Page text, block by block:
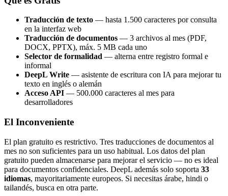
Traducción de texto — hasta 1.500 caracteres por consulta
en la interfaz web
Traducción de documentos — 3 archivos al mes (PDF,
DOCX, PPTX), máx. 5 MB cada uno
Selector de formalidad — alterna entre registro formal e
informal
DeepL Write — asistente de escritura con IA para mejorar tu
texto en inglés o alemán
Acceso API — 500.000 caracteres al mes para
desarrolladores
El Inconveniente
El plan gratuito es restrictivo. Tres traducciones de documentos al
mes no son suficientes para un uso habitual. Los datos del plan
gratuito pueden almacenarse para mejorar el servicio — no es ideal
para documentos confidenciales. DeepL además solo soporta 33
idiomas, mayoritariamente europeos. Si necesitas árabe, hindi o
tailandés, busca en otra parte.